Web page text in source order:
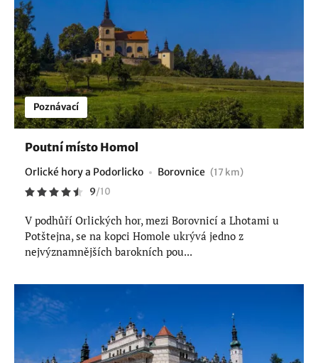
Poznávací
Poutní místo Homol
Orlické hory a Podorlicko Borovnice (17 km)
9/10
V podhůří Orlických hor, mezi Borovnicí a Lhotami u
Potštejna, se na kopci Homole ukrývá jedno z
nejvýznamnějších barokních pou...